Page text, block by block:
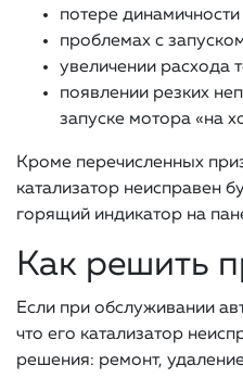
потере
проблемах с
увеличении расхода
появлении резких
запуске мотора «на
Кроме перечисленных
катализатор неисправен
горящий индикатор на
Как решить
Если при обслуживании
что его катализатор
решения: ремонт,